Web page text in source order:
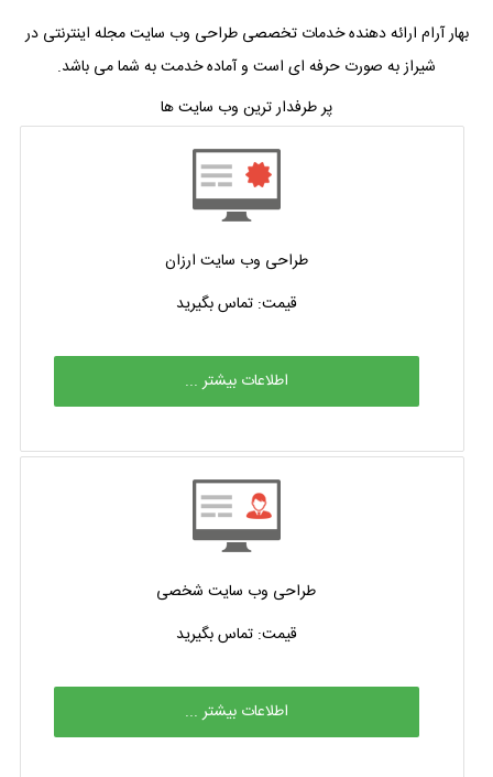
بهار آرام ارائه دهنده خدمات تخصصی طراحی وب سایت مجله اینترنتی در
شیراز به صورت حرفه ای است و آماده خدمت به شما می باشد.
پر طرفدار ترین وب سایت ها
طراحی وب سایت ارزان
قیمت: تماس بگیرید
اطلاعات بیشتر ...
طراحی وب سایت شخصی
قیمت: تماس بگیرید
اطلاعات بیشتر ...